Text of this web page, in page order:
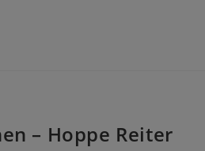
– Hoppe Reiter